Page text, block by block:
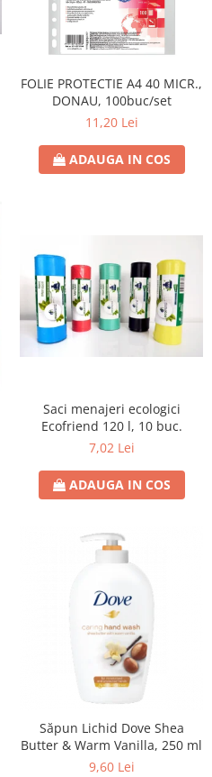
FOLIE PROTECTIE A4 40 MICR.,
DONAU, 100buc/set
11,20 Lei
ADAUGA IN COS
Saci menajeri ecologici
Ecofriend 120 l, 10 buc.
7,02 Lei
ADAUGA IN COS
Săpun Lichid Dove Shea
Butter & Warm Vanilla, 250 ml
9,60 Lei